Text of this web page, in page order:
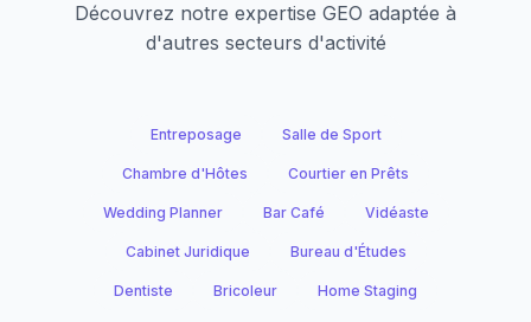
Découvrez notre expertise GEO adaptée à
d'autres secteurs d'activité
Entreposage Salle de Sport
Chambre d'Hôtes Courtier en Prêts
Wedding Planner Bar Café Vidéaste
Cabinet Juridique Bureau d'Études
Dentiste Bricoleur Home Staging